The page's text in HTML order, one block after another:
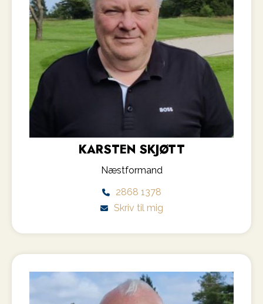
KARSTEN SKJØTT
Næstformand
2868 1378
Skriv til mig